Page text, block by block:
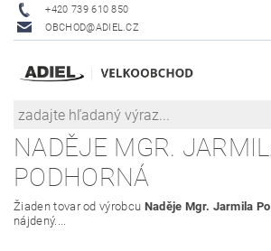
+420 739 610 850
OBCHOD@ADIEL.CZ
NADĚJE MGR.
PODHORNÁ
Žiaden tovar od výrobcu Naděje Mgr. Jarmila
nájdený....